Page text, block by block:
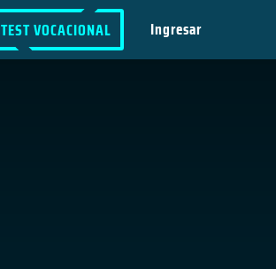
TEST VOCACIONAL Ingresar